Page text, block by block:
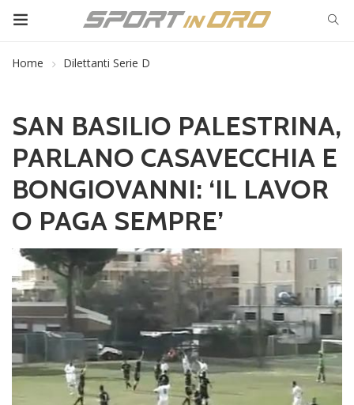
Home Dilettanti Serie D
SAN BASILIO PALESTRINA,
PARLANO CASAVECCHIA E
BONGIOVANNI: ‘IL LAVOR
O PAGA SEMPRE’